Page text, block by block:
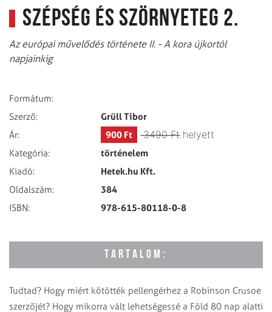
Szépség és szörnyeteg 2.
Az európai művelődés története II. - A kora újkortól
napjainkig
Formátum:
Szerző:
Grüll Tibor
Ár: 900 Ft 3490 Fthelyett
Kategória: történelem
Kiadó: Hetek.hu Kft.
Oldalszám: 384
ISBN: 978-615-80118-0-8
TARTALOM:
Tudtad? Hogy miért kötötték pellengérhez a Robinson Crusoe
szerzőjét? Hogy mikorra vált lehetségessé a Föld 80 nap alatti